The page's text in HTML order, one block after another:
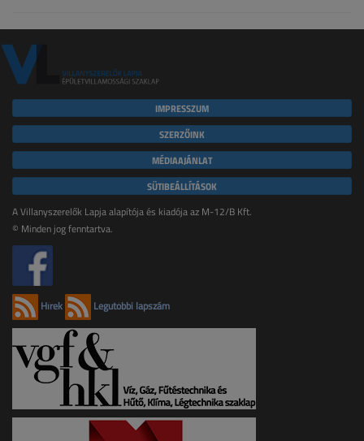
IMPRESSZUM
SZERZŐINK
MÉDIAAJÁNLAT
SÜTIBEÁLLÍTÁSOK
A Villanyszerelők Lapja alapítója és kiadója az M-12/B Kft.
© Minden jog fenntartva.
Hírek Legutóbbi lapszám